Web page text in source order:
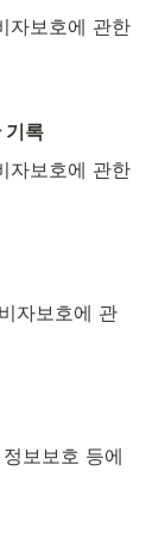
자보호에 관한
기록
자보호에 관한
자보호에 관
보보호 등에